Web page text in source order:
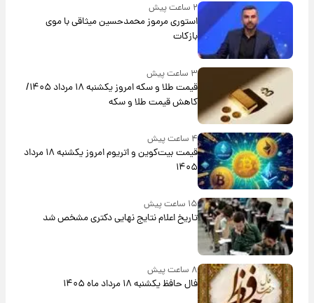
۲ ساعت پیش
استوری مرموز محمدحسین میثاقی با موی
بازکات
۳ ساعت پیش
قیمت طلا و سکه امروز یکشنبه ۱۸ مرداد ۱۴۰۵/
کاهش قیمت طلا و سکه
۴ ساعت پیش
قیمت بیت‌کوین و اتریوم امروز یکشنبه ۱۸ مرداد
۱۴۰۵
۱۵ ساعت پیش
تاریخ اعلام نتایج نهایی دکتری مشخص شد
۸ ساعت پیش
فال حافظ یکشنبه ۱۸ مرداد ماه ۱۴۰۵